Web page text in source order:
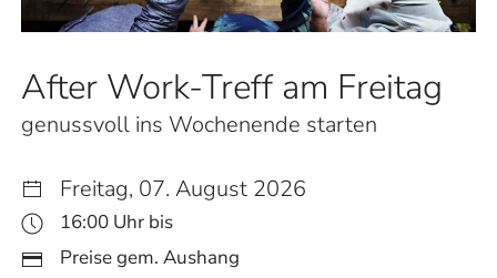
After Work-Treff am Freitag
genussvoll ins Wochenende starten
Freitag, 07. August 2026
16:00 Uhr bis
Preise gem. Aushang